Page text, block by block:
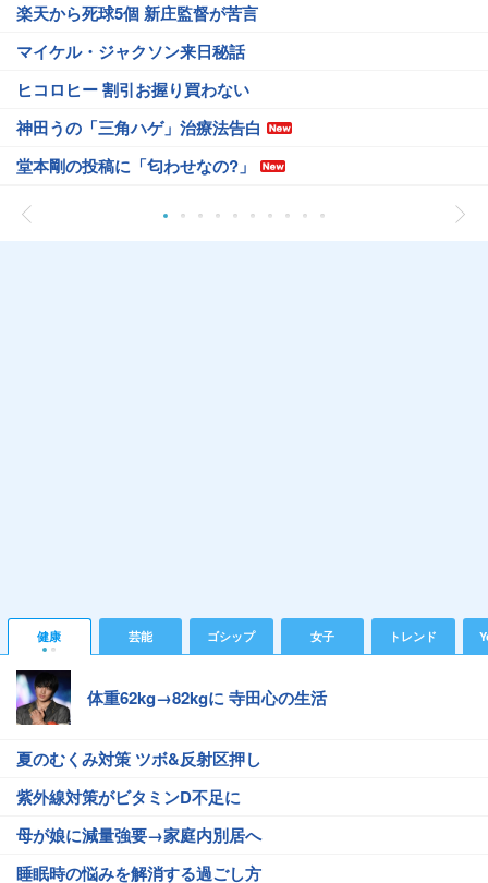
楽天から死球5個 新庄監督が苦言
マイケル・ジャクソン来日秘話
ヒコロヒー 割引お握り買わない
神田うの「三角ハゲ」治療法告白
堂本剛の投稿に「匂わせなの?」
健康 芸能 ゴシップ 女子 トレンド
体重62kg→82kgに 寺田心の生活
夏のむくみ対策 ツボ&反射区押し
紫外線対策がビタミンD不足に
母が娘に減量強要→家庭内別居へ
睡眠時の悩みを解消する過ごし方